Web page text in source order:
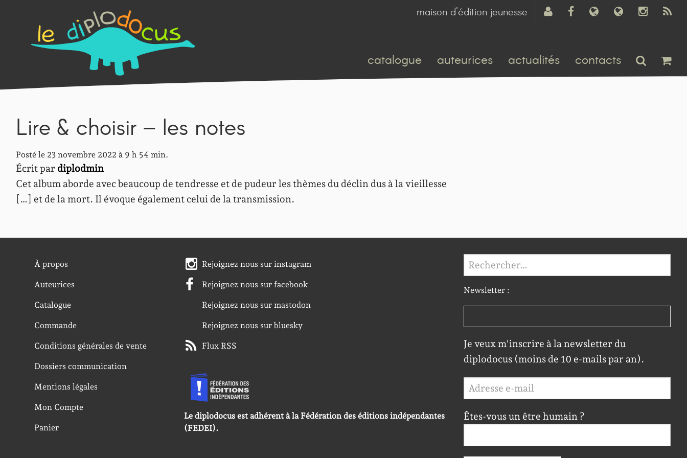
maison d'édition jeunesse
catalogue auteurices actualités contacts
Lire & choisir – les notes
Posté le 23 novembre 2022 à 9 h 54 min.
Écrit par diplodmin
Cet album aborde avec beaucoup de tendresse et de pudeur les thèmes du déclin dus à la vieillesse
[…] et de la mort. Il évoque également celui de la transmission.
À propos
Auteurices
Catalogue
Commande
Conditions générales de vente
Dossiers communication
Mentions légales
Mon Compte
Panier
Rejoignez nous sur instagram
Rejoignez nous sur facebook
Rejoignez nous sur mastodon
Rejoignez nous sur bluesky
Flux RSS
Le diplodocus est adhérent à la Fédération des éditions indépendantes
(FEDEI).
Rechercher :
Newsletter :
Je veux m'inscrire à la newsletter du
diplodocus (moins de 10 e-mails par an).
Êtes-vous un être humain ?